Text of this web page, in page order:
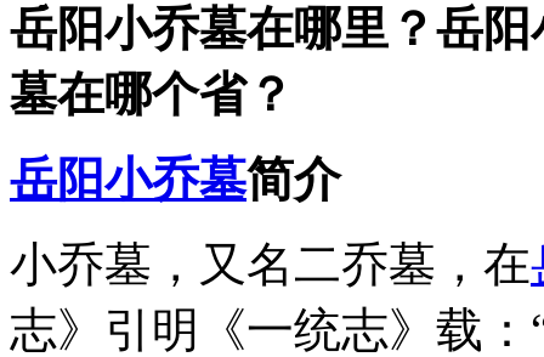
岳阳小乔墓在哪里？岳
墓在哪个省？
岳阳小乔墓简介
小乔墓，又名二乔墓，在
志》引明《一统志》载